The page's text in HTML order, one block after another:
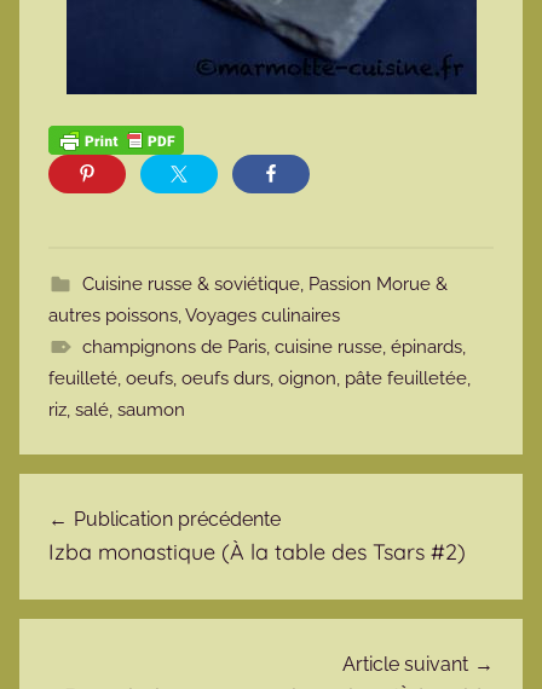
Cuisine russe & soviétique, Passion Morue &
autres poissons,Voyages culinaires
champignons de Paris, cuisine russe, épinards,
feuilleté, oeufs, oeufs durs, oignon, pâte feuilletée,
riz, salé, saumon
Publication précédente
Izba monastique (À la table des Tsars #2)
Article suivant